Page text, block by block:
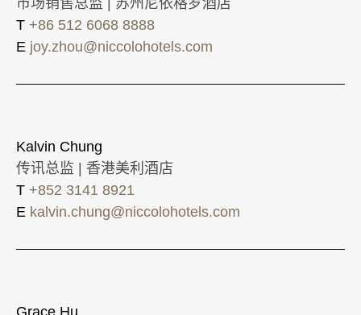
T +86 512 6068 8888
E joy.zhou@niccolohotels.com
Kalvin Chung
传讯总监 | 香港美利酒店
T +852 3141 8921
E kalvin.chung@niccolohotels.com
Grace Hu